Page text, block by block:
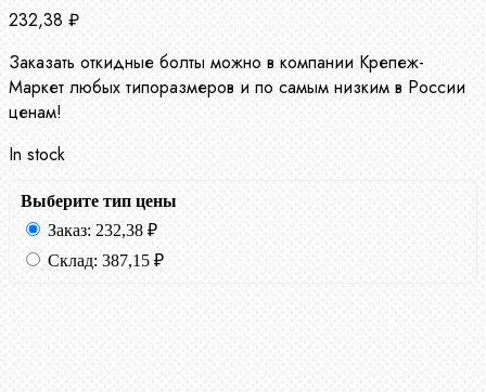
232,38 ₽
Заказать откидные болты можно в компании Крепеж-
Маркет любых типоразмеров и по самым низким в России
ценам!
In stock
Выберите тип цены
Заказ: 232,38 ₽
Склад: 387,15 ₽